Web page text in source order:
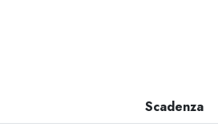
Scadenza